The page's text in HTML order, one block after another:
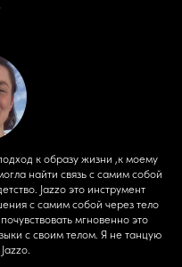
к образу жизни ,к моему
найти связь с самим собой
Jazzo это инструмент
с самим собой через тело
мгновенно это
с своим телом. Я не танцую